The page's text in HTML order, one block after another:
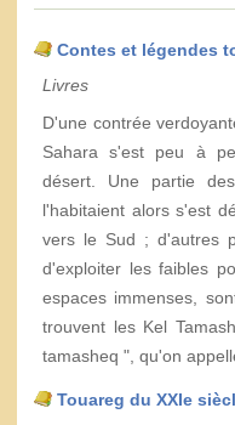
Contes et légendes
Livres
D'une contrée
Sahara s'est peu à
désert. Une partie
l'habitaient alors s'est
vers le Sud ; d'autres
d'exploiter les faibles
espaces immenses,
trouvent les Kel
tamasheq ", qu'on
Touareg du XXIe